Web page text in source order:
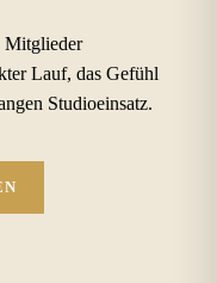
Mitglieder
Lauf, das Gefühl
Studioeinsatz.